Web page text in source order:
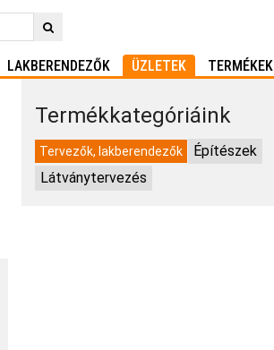
LAKBERENDEZŐK ÜZLETEK TERMÉKEK
Termékkategóriáink
Tervezők, lakberendezők
Építészek
Látványtervezés